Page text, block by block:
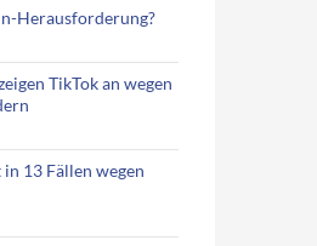
Herausforderung?
TikTok an wegen
13 Fällen wegen